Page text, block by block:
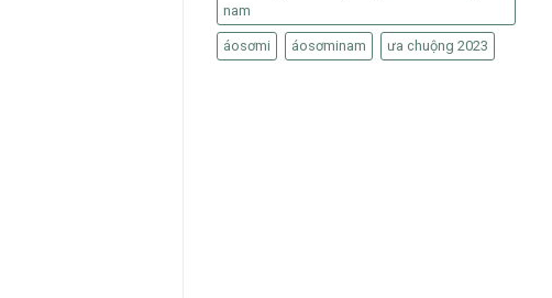
nam
áosơmi áosơminam ưa chuộng 2023